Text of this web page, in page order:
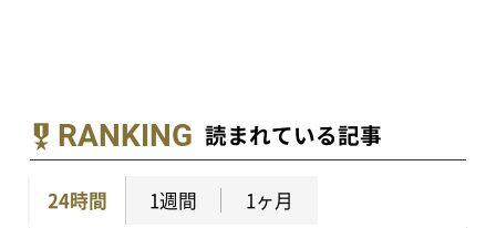
RANKING 読まれている記事
24時間 1週間 1ヶ月